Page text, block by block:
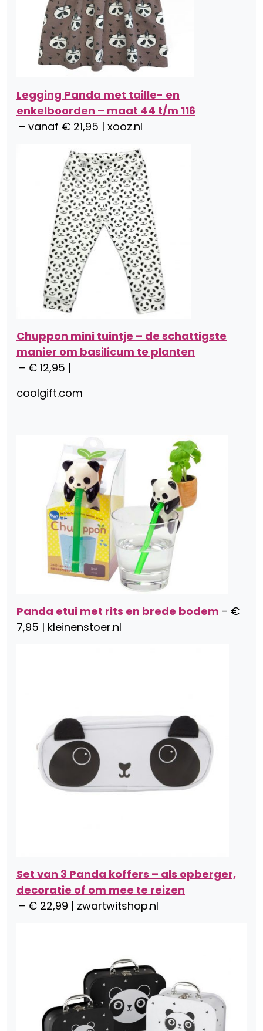
Legging Panda met taille- en
enkelboorden – maat 44 t/m 116
– vanaf € 21,95 | xooz.nl
Chuppon mini tuintje – de schattigste
manier om basilicum te planten
– € 12,95 |
coolgift.com
Panda etui met rits en brede bodem – €
7,95 | kleinenstoer.nl
Set van 3 Panda koffers – als opberger,
decoratie of om mee te reizen
– € 22,99 | zwartwitshop.nl